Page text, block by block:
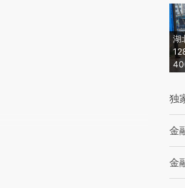
湖
独
金
金